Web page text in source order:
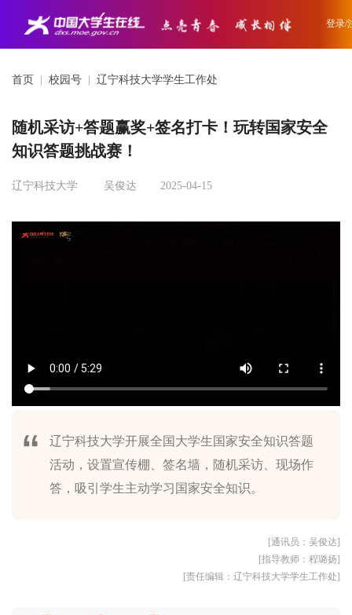
登录/
首页 校园号 辽宁科技大学学生工作处
随机采访+答题赢奖+签名打卡！玩转国家安全
知识答题挑战赛！
辽宁科技大学 吴俊达 2025-04-15
辽宁科技大学开展全国大学生国家安全知识答题
活动，设置宣传棚、签名墙，随机采访、现场作
答，吸引学生主动学习国家安全知识。
[通讯员：吴俊达]
[指导教师：程璐扬]
[责任编辑：辽宁科技大学学生工作处]